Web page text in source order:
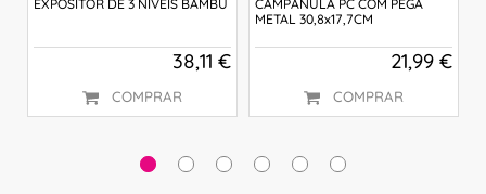
EXPOSITOR DE 3 NIVEIS BAMBU
38,11 €
COMPRAR
CAMPÂNULA PC COM PEGA
METAL 30,8x17,7CM
21,99 €
COMPRAR